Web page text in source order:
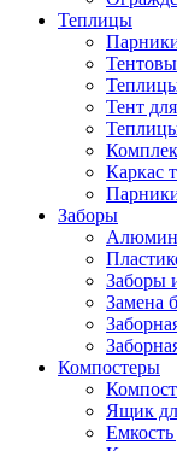
Теплицы
Тент
Каркас
Заборы
Заборы
Замена
Компостеры
Ящик
Емкость